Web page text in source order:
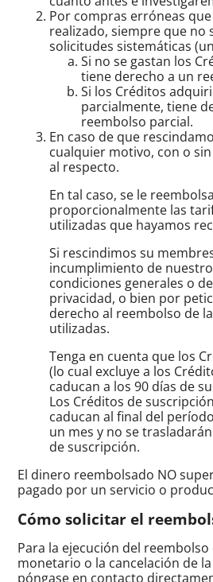
Por compras erróneas
realizado, siempre que no
solicitudes sistemáticas
Si no se gastan los
tiene derecho a un
Si los Créditos
parcialmente, tiene
reembolso parcial.
En caso de que
cualquier motivo, con o
al respecto.
En tal caso, se le
proporcionalmente las
utilizadas que hayamos
Si rescindimos su
incumplimiento de
condiciones generales o
privacidad, o bien por
derecho al reembolso de
utilizadas.
Tenga en cuenta que los
(lo cual excluye a los
caducan a los 90 días de
Los Créditos de
caducan al final del
un mes y no se
de suscripción.
El dinero reembolsado NO
pagado por un servicio o
Cómo solicitar el
Para la ejecución del
monetario o la cancelación de
póngase en contacto